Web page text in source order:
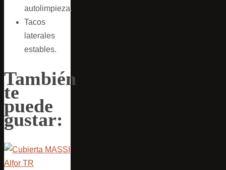
autolimpieza.
Tacos
laterales
estables.
También
te
puede
gustar: